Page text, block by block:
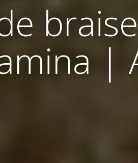
|